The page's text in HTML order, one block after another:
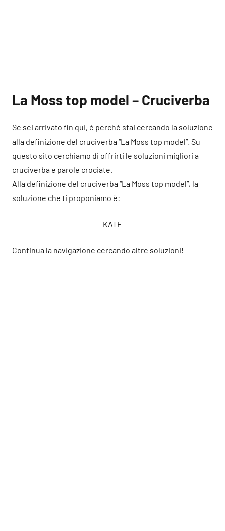
La Moss top model – Cruciverba
Se sei arrivato fin qui, è perché stai cercando la soluzione
alla definizione del cruciverba “La Moss top model”. Su
questo sito cerchiamo di offrirti le soluzioni migliori a
cruciverba e parole crociate.
Alla definizione del cruciverba “La Moss top model”, la
soluzione che ti proponiamo è:
KATE
Continua la navigazione cercando altre soluzioni!